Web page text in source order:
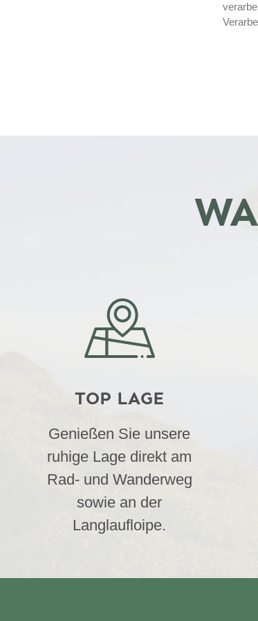
TOP LAGE
Genießen Sie unsere
ruhige Lage direkt am
Rad- und Wanderweg
sowie an der
Langlaufloipe.